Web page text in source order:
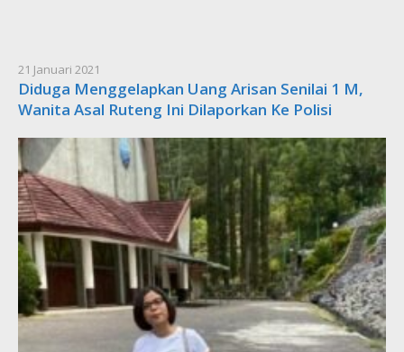
21 Januari 2021
Diduga Menggelapkan Uang Arisan Senilai 1 M,
Wanita Asal Ruteng Ini Dilaporkan Ke Polisi